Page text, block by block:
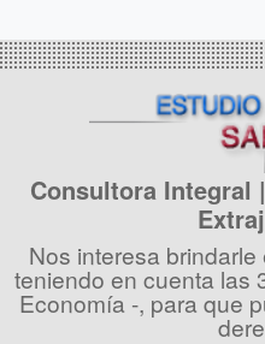
Consultora Integral
Nos interesa
teniendo en cuenta las
Economía -, para que